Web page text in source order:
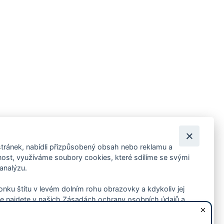
pozvánky na kulturní a sportovní akce?
nabídli přizpůsobený obsah nebo reklamu a
využíváme soubory cookies, které sdílíme se svými
štítu v levém dolním rohu obrazovky a kdykoliv jej
najdete v našich Zásadách ochrany osobních údajů a